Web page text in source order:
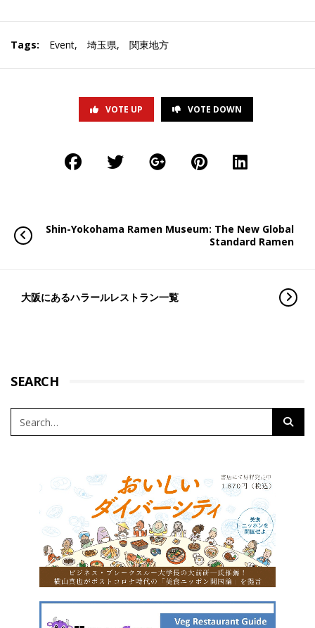
Tags: Event, 埼玉県, 関東地方
VOTE UP VOTE DOWN
Shin-Yokohama Ramen Museum: The New Global
Standard Ramen
大阪にあるハラールレストラン一覧
SEARCH